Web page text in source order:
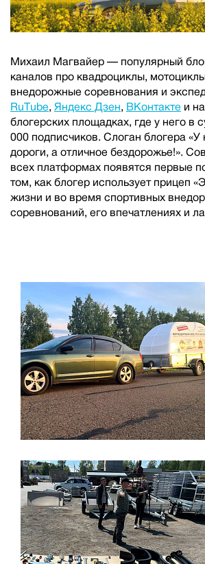
Михаил Магвайер — популярный
каналов про квадроциклы,
внедорожные соревнования и
RuTube, Яндекс Дзен, ВКонтакте и
блогерских площадках, где у него в
000 подписчиков. Слоган блогера «У
дороги, а отличное бездорожье!».
всех платформах появятся первые
том, как блогер использует прицеп
жизни и во время спортивных
соревнований, его впечатлениях и